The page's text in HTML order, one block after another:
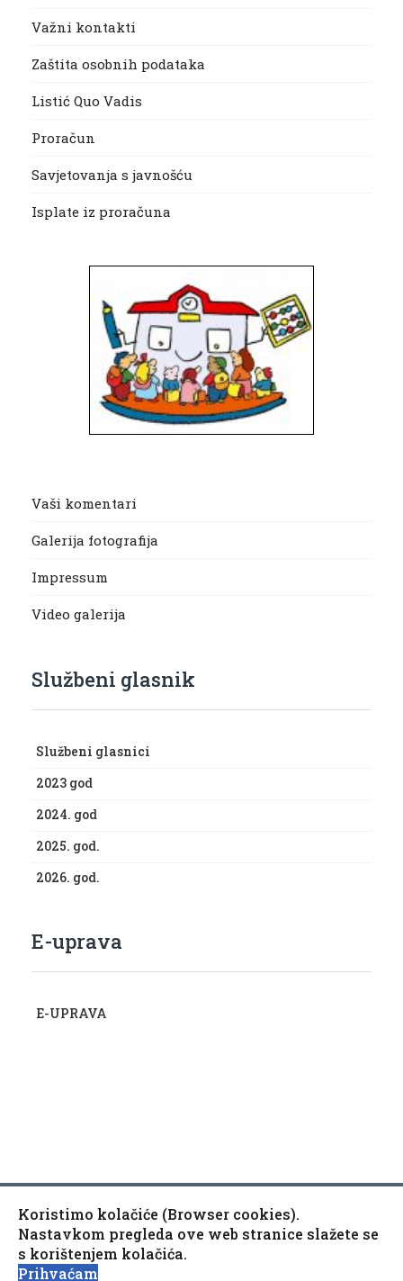
Važni kontakti
Zaštita osobnih podataka
Listić Quo Vadis
Proračun
Savjetovanja s javnošću
Isplate iz proračuna
Vaši komentari
Galerija fotografija
Impressum
Video galerija
Službeni glasnik
Službeni glasnici
2023 god
2024. god
2025. god.
2026. god.
E-uprava
E-UPRAVA
Copyright © 2010-2020 Općina Kaptol, Školska 3, 34334
Kaptol
Izjava o pristupačnosti mrežne stranice
Koristimo kolačiće (Browser cookies).
Nastavkom pregleda ove web stranice slažete se
s korištenjem kolačića.
Prihvaćam